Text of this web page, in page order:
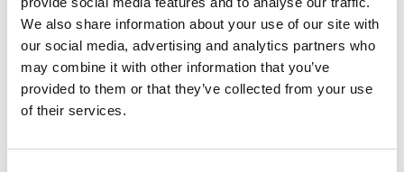
We also share information about your use of our site with
our social media, advertising and analytics partners who
may combine it with other information that you’ve
provided to them or that they’ve collected from your use
of their services.
lekplats för de mindre.